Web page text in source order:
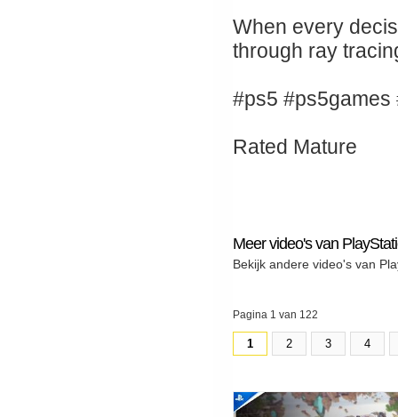
When every
through ray
#ps5 #ps5games
Rated Mature
Meer video's van
Bekijk andere video's van
Pagina 1 van 122
1 2 3 4